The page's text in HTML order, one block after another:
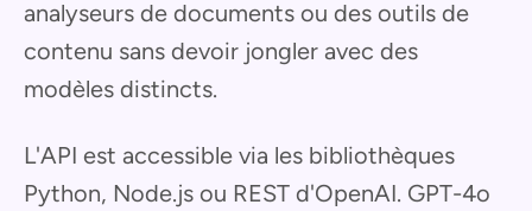
analyseurs de documents ou des outils de
contenu sans devoir jongler avec des
modèles distincts.
L'API est accessible via les bibliothèques
Python, Node.js ou REST d'OpenAI. GPT-4o